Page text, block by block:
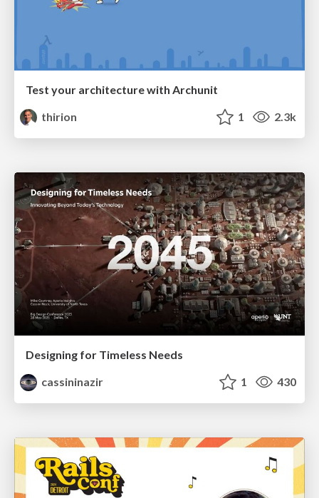
Test your architecture with Archunit
thirion
1 2.3k
Designing for Timeless Needs
cassininazir
1 430